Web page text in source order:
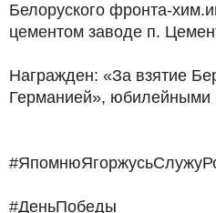
Белоруского фронта-
цементом заводе п.
Награжден: «За взятие
Германией», юбилейными
#ДеньПобеды